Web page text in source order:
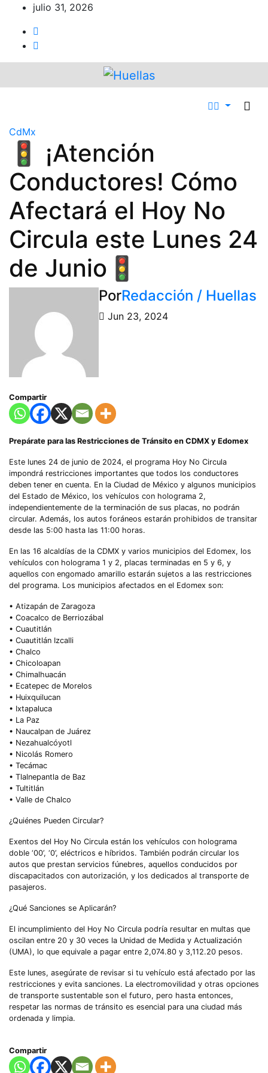
contenido
julio 31, 2026
CdMx
🚦 ¡Atención
Conductores! Cómo
Afectará el Hoy No
Circula este Lunes 24
de Junio🚦
PorRedacción / Huellas
Jun 23, 2024
Compartir
Prepárate para las Restricciones de Tránsito en CDMX y Edomex
Este lunes 24 de junio de 2024, el programa Hoy No Circula
impondrá restricciones importantes que todos los conductores
deben tener en cuenta. En la Ciudad de México y algunos municipios
del Estado de México, los vehículos con holograma 2,
independientemente de la terminación de sus placas, no podrán
circular. Además, los autos foráneos estarán prohibidos de transitar
desde las 5:00 hasta las 11:00 horas.
En las 16 alcaldías de la CDMX y varios municipios del Edomex, los
vehículos con holograma 1 y 2, placas terminadas en 5 y 6, y
aquellos con engomado amarillo estarán sujetos a las restricciones
del programa. Los municipios afectados en el Edomex son:
• Atizapán de Zaragoza
• Coacalco de Berriozábal
• Cuautitlán
• Cuautitlán Izcalli
• Chalco
• Chicoloapan
• Chimalhuacán
• Ecatepec de Morelos
• Huixquilucan
• Ixtapaluca
• La Paz
• Naucalpan de Juárez
• Nezahualcóyotl
• Nicolás Romero
• Tecámac
• Tlalnepantla de Baz
• Tultitlán
• Valle de Chalco
¿Quiénes Pueden Circular?
Exentos del Hoy No Circula están los vehículos con holograma
doble ‘00’, ‘0’, eléctricos e híbridos. También podrán circular los
autos que prestan servicios fúnebres, aquellos conducidos por
discapacitados con autorización, y los dedicados al transporte de
pasajeros.
¿Qué Sanciones se Aplicarán?
El incumplimiento del Hoy No Circula podría resultar en multas que
oscilan entre 20 y 30 veces la Unidad de Medida y Actualización
(UMA), lo que equivale a pagar entre 2,074.80 y 3,112.20 pesos.
Este lunes, asegúrate de revisar si tu vehículo está afectado por las
restricciones y evita sanciones. La electromovilidad y otras opciones
de transporte sustentable son el futuro, pero hasta entonces,
respetar las normas de tránsito es esencial para una ciudad más
ordenada y limpia.
Compartir